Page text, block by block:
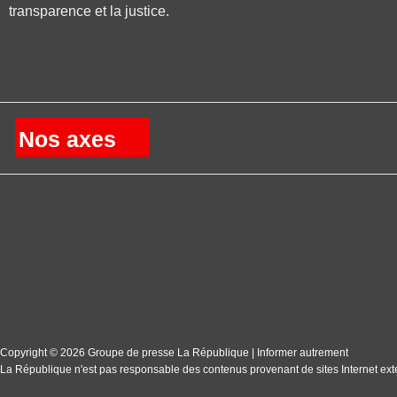
transparence et la justice.
Nos axes
Copyright © 2026 Groupe de presse La République | Informer autrement
La République n'est pas responsable des contenus provenant de sites Internet